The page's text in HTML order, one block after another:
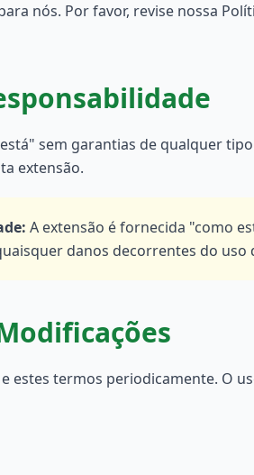
nós. Por favor, revise nossa
sem garantias de qualquer
extensão.
: A extensão é fornecida "como
danos decorrentes do uso
estes termos periodicamente. O